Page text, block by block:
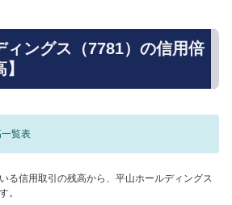
ィングス（7781）の信用倍
覧表
る信用取引の残高から、平山ホールディングス
。